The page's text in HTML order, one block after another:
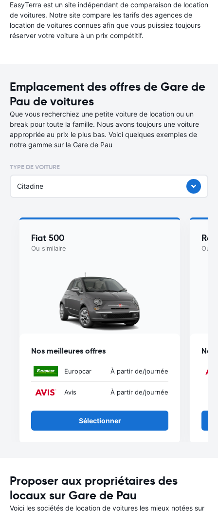
EasyTerra est un site indépendant de comparaison de location
de voitures. Notre site compare les tarifs des agences de
location de voitures connues afin que vous puissiez toujours
réserver votre voiture à un prix compétitif.
Emplacement des offres de Gare de
Pau de voitures
Que vous recherchiez une petite voiture de location ou un
break pour toute la famille. Nous avons toujours une voiture
appropriée au prix le plus bas. Voici quelques exemples de
notre gamme sur la Gare de Pau
TYPE DE VOITURE
Citadine
Fiat 500
Ou similaire
Nos meilleures offres
Europcar À partir de/journée
Avis À partir de/journée
Sélectionner
Ou
Nos
Proposer aux propriétaires des
locaux sur Gare de Pau
Voici les sociétés de location de voitures les mieux notées sur